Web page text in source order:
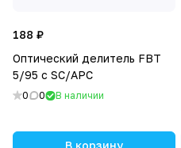
188 ₽
Оптический делитель FBT
5/95 с SC/APC
0 0 В наличии
В корзину